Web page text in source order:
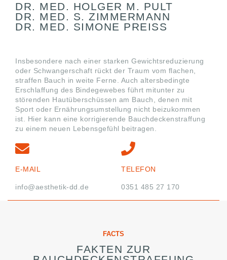
DR. MED. HOLGER M. PULT
DR. MED. S. ZIMMERMANN
DR. MED. SIMONE PREISS
Insbesondere nach einer starken Gewichtsreduzierung
oder Schwangerschaft rückt der Traum vom flachen,
straffen Bauch in weite Ferne. Auch altersbedingte
Erschlaffung des Bindegewebes führt mitunter zu
störenden Hautüberschüssen am Bauch, denen mit
Sport oder Ernährungsumstellung nicht beizukommen
ist. Hier kann eine korrigierende Bauchdeckenstraffung
zu einem neuen Lebensgefühl beitragen.
E-MAIL
info@aesthetik-dd.de
TELEFON
0351 485 27 170
FACTS
FAKTEN ZUR